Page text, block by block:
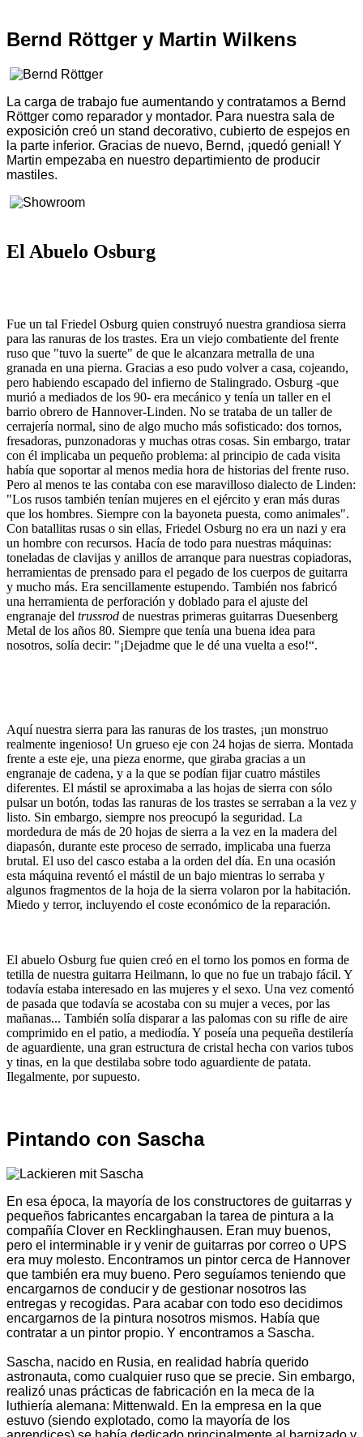
Bernd Röttger y Martin Wilkens
La carga de trabajo fue aumentando y contratamos a Bernd
Röttger como reparador y montador. Para nuestra sala de
exposición creó un stand decorativo, cubierto de espejos en
la parte inferior. Gracias de nuevo, Bernd, ¡quedó genial! Y
Martin empezaba en nuestro departimiento de producir
mastiles.
El Abuelo Osburg
Fue un tal Friedel Osburg quien construyó nuestra grandiosa sierra
para las ranuras de los trastes. Era un viejo combatiente del frente
ruso que "tuvo la suerte" de que le alcanzara metralla de una
granada en una pierna. Gracias a eso pudo volver a casa, cojeando,
pero habiendo escapado del infierno de Stalingrado. Osburg -que
murió a mediados de los 90- era mecánico y tenía un taller en el
barrio obrero de Hannover-Linden. No se trataba de un taller de
cerrajería normal, sino de algo mucho más sofisticado: dos tornos,
fresadoras, punzonadoras y muchas otras cosas. Sin embargo, tratar
con él implicaba un pequeño problema: al principio de cada visita
había que soportar al menos media hora de historias del frente ruso.
Pero al menos te las contaba con ese maravilloso dialecto de Linden:
"Los rusos también tenían mujeres en el ejército y eran más duras
que los hombres. Siempre con la bayoneta puesta, como animales".
Con batallitas rusas o sin ellas, Friedel Osburg no era un nazi y era
un hombre con recursos. Hacía de todo para nuestras máquinas:
toneladas de clavijas y anillos de arranque para nuestras copiadoras,
herramientas de prensado para el pegado de los cuerpos de guitarra
y mucho más. Era sencillamente estupendo. También nos fabricó
una herramienta de perforación y doblado para el ajuste del
engranaje del trussrod de nuestras primeras guitarras Duesenberg
Metal de los años 80. Siempre que tenía una buena idea para
nosotros, solía decir: "¡Dejadme que le dé una vuelta a eso!“.
Aquí nuestra sierra para las ranuras de los trastes, ¡un monstruo
realmente ingenioso! Un grueso eje con 24 hojas de sierra. Montada
frente a este eje, una pieza enorme, que giraba gracias a un
engranaje de cadena, y a la que se podían fijar cuatro mástiles
diferentes. El mástil se aproximaba a las hojas de sierra con sólo
pulsar un botón, todas las ranuras de los trastes se serraban a la vez y
listo. Sin embargo, siempre nos preocupó la seguridad. La
mordedura de más de 20 hojas de sierra a la vez en la madera del
diapasón, durante este proceso de serrado, implicaba una fuerza
brutal. El uso del casco estaba a la orden del día. En una ocasión
esta máquina reventó el mástil de un bajo mientras lo serraba y
algunos fragmentos de la hoja de la sierra volaron por la habitación.
Miedo y terror, incluyendo el coste económico de la reparación.
El abuelo Osburg fue quien creó en el torno los pomos en forma de
tetilla de nuestra guitarra Heilmann, lo que no fue un trabajo fácil. Y
todavía estaba interesado en las mujeres y el sexo. Una vez comentó
de pasada que todavía se acostaba con su mujer a veces, por las
mañanas... También solía disparar a las palomas con su rifle de aire
comprimido en el patio, a mediodía. Y poseía una pequeña destilería
de aguardiente, una gran estructura de cristal hecha con varios tubos
y tinas, en la que destilaba sobre todo aguardiente de patata.
Ilegalmente, por supuesto.
Pintando con Sascha
En esa época, la mayoría de los constructores de guitarras y
pequeños fabricantes encargaban la tarea de pintura a la
compañía Clover en Recklinghausen. Eran muy buenos,
pero el interminable ir y venir de guitarras por correo o UPS
era muy molesto. Encontramos un pintor cerca de Hannover
que también era muy bueno. Pero seguíamos teniendo que
encargarnos de conducir y de gestionar nosotros las
entregas y recogidas. Para acabar con todo eso decidimos
encargarnos de la pintura nosotros mismos. Había que
contratar a un pintor propio. Y encontramos a Sascha.
Sascha, nacido en Rusia, en realidad habría querido
astronauta, como cualquier ruso que se precie. Sin embargo,
realizó unas prácticas de fabricación en la meca de la
luthiería alemana: Mittenwald. En la empresa en la que
estuvo (siendo explotado, como la mayoría de los